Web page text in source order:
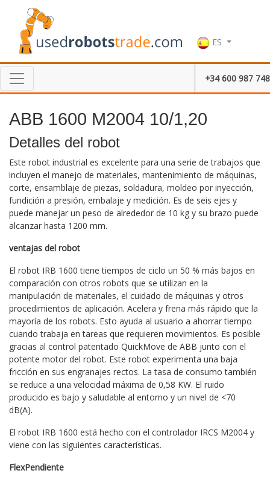
ES
+34 600 987 748
ABB 1600 M2004 10/1,20
Detalles del robot
Este robot industrial es excelente para una serie de trabajos que
incluyen el manejo de materiales, mantenimiento de máquinas,
corte, ensamblaje de piezas, soldadura, moldeo por inyección,
fundición a presión, embalaje y medición. Es de seis ejes y
puede manejar un peso de alrededor de 10 kg y su brazo puede
alcanzar hasta 1200 mm.
ventajas del robot
El robot IRB 1600 tiene tiempos de ciclo un 50 % más bajos en
comparación con otros robots que se utilizan en la
manipulación de materiales, el cuidado de máquinas y otros
procedimientos de aplicación. Acelera y frena más rápido que la
mayoría de los robots. Esto ayuda al usuario a ahorrar tiempo
cuando trabaja en tareas que requieren movimientos. Es posible
gracias al control patentado QuickMove de ABB junto con el
potente motor del robot. Este robot experimenta una baja
fricción en sus engranajes rectos. La tasa de consumo también
se reduce a una velocidad máxima de 0,58 KW. El ruido
producido es bajo y saludable al entorno y un nivel de <70
dB(A).
El robot IRB 1600 está hecho con el controlador IRCS M2004 y
viene con las siguientes características.
FlexPendiente